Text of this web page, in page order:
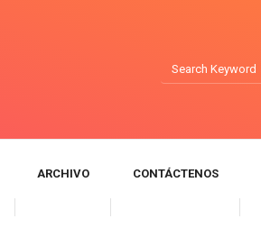
ARCHIVO CONTÁCTENOS